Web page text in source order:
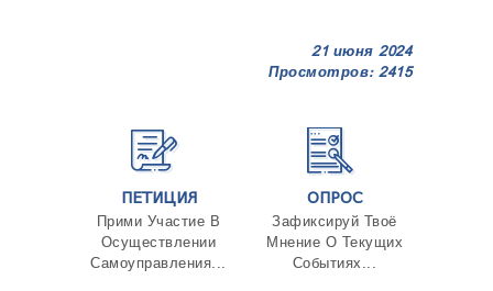
21 июня 2024
Просмотров: 2415
ПЕТИЦИЯ
Прими Участие В
Осуществлении
Самоуправления...
ОПРОС
Зафиксируй Твоё
Мнение О Текущих
Событиях...